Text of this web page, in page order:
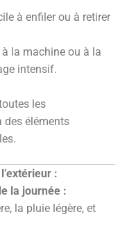
à enfiler ou à retirer
la machine ou à la
intensif.
les
des éléments
:
la journée :
la pluie légère, et